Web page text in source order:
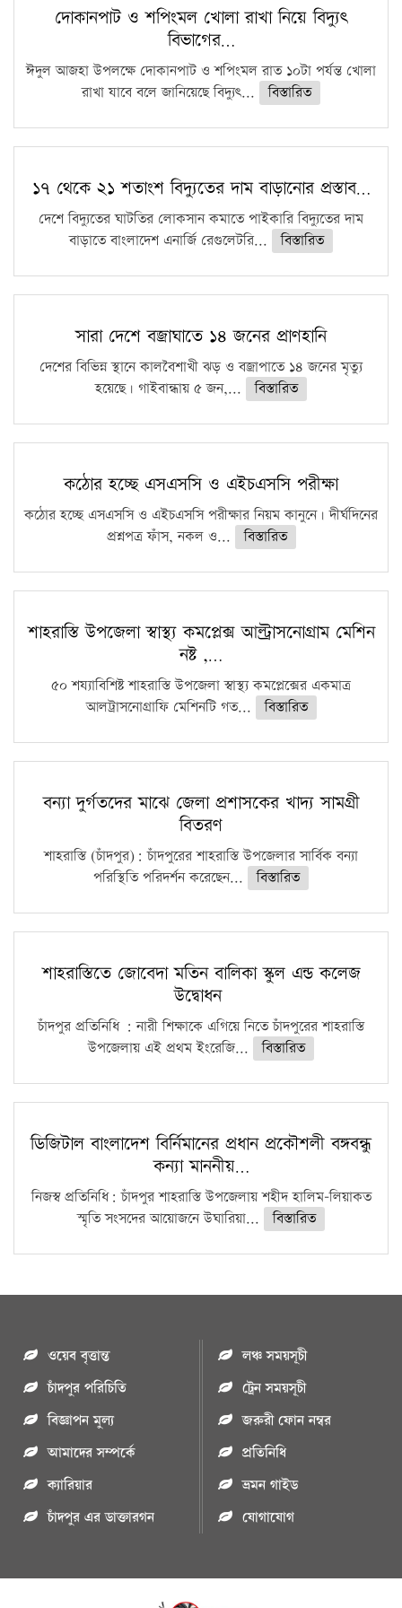
দোকানপাট ও শপিংমল খোলা রাখা নিয়ে বিদ্যুৎ
বিভাগের…
ঈদুল আজহা উপলক্ষে দোকানপাট ও শপিংমল রাত ১০টা পর্যন্ত খোলা
রাখা যাবে বলে জানিয়েছে বিদ্যুৎ...
বিস্তারিত
১৭ থেকে ২১ শতাংশ বিদ্যুতের দাম বাড়ানোর প্রস্তাব…
দেশে বিদ্যুতের ঘাটতির লোকসান কমাতে পাইকারি বিদ্যুতের দাম
বাড়াতে বাংলাদেশ এনার্জি রেগুলেটরি...
বিস্তারিত
সারা দেশে বজ্রাঘাতে ১৪ জনের প্রাণহানি
দেশের বিভিন্ন স্থানে কালবৈশাখী ঝড় ও বজ্রাপাতে ১৪ জনের মৃত্যু
হয়েছে। গাইবান্ধায় ৫ জন,...
বিস্তারিত
কঠোর হচ্ছে এসএসসি ও এইচএসসি পরীক্ষা
কঠোর হচ্ছে এসএসসি ও এইচএসসি পরীক্ষার নিয়ম কানুনে। দীর্ঘদিনের
প্রশ্নপত্র ফাঁস, নকল ও...
বিস্তারিত
শাহরাস্তি উপজেলা স্বাস্থ্য কমপ্লেক্স আল্ট্রাসনোগ্রাম মেশিন
নষ্ট ,…
৫০ শয্যাবিশিষ্ট শাহরাস্তি উপজেলা স্বাস্থ্য কমপ্লেক্সের একমাত্র
আলট্রাসনোগ্রাফি মেশিনটি গত...
বিস্তারিত
বন্যা দুর্গতদের মাঝে জেলা প্রশাসকের খাদ্য সামগ্রী
বিতরণ
শাহরাস্তি (চাঁদপুর): চাঁদপুরের শাহরাস্তি উপজেলার সার্বিক বন্যা
পরিস্থিতি পরিদর্শন করেছেন...
বিস্তারিত
শাহরাস্তিতে জোবেদা মতিন বালিকা স্কুল এন্ড কলেজ
উদ্বোধন
চাঁদপুর প্রতিনিধি : নারী শিক্ষাকে এগিয়ে নিতে চাঁদপুরের শাহরাস্তি
উপজেলায় এই প্রথম ইংরেজি...
বিস্তারিত
ডিজিটাল বাংলাদেশ বির্নিমানের প্রধান প্রকৌশলী বঙ্গবন্ধু
কন্যা মাননীয়…
নিজস্ব প্রতিনিধি: চাঁদপুর শাহরাস্তি উপজেলায় শহীদ হালিম-লিয়াকত
স্মৃতি সংসদের আয়োজনে উঘারিয়া...
বিস্তারিত
ওয়েব বৃত্তান্ত
চাঁদপুর পরিচিতি
বিজ্ঞাপন মুল্য
আমাদের সম্পর্কে
ক্যারিয়ার
চাঁদপুর এর ডাক্তারগন
লঞ্চ সময়সূচী
ট্রেন সময়সূচী
জরুরী ফোন নম্বর
প্রতিনিধি
ভ্রমন গাইড
যোগাযোগ